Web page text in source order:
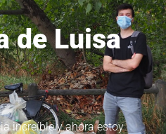
de Luisa
increíble y ahora estoy